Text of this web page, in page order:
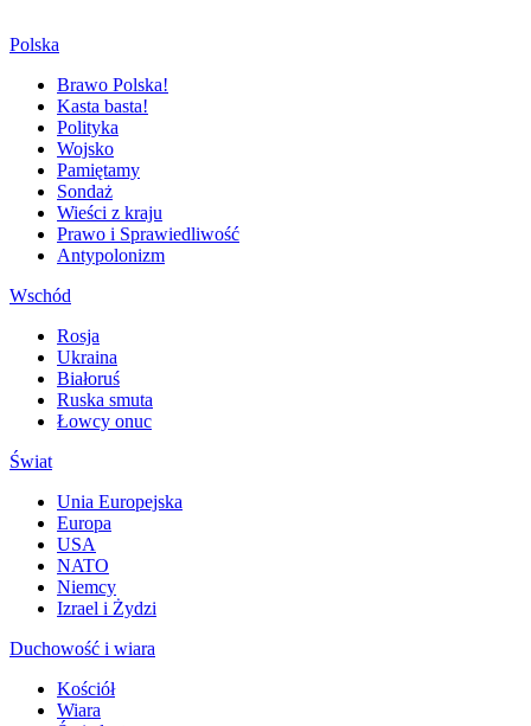
Polska
Brawo Polska!
Kasta basta!
Polityka
Wojsko
Pamiętamy
Sondaż
Wieści z kraju
Prawo i Sprawiedliwość
Antypolonizm
Wschód
Rosja
Ukraina
Białoruś
Ruska smuta
Łowcy onuc
Świat
Unia Europejska
Europa
USA
NATO
Niemcy
Izrael i Żydzi
Duchowość i wiara
Kościół
Wiara